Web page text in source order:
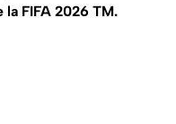
FIFA 2026 TM.